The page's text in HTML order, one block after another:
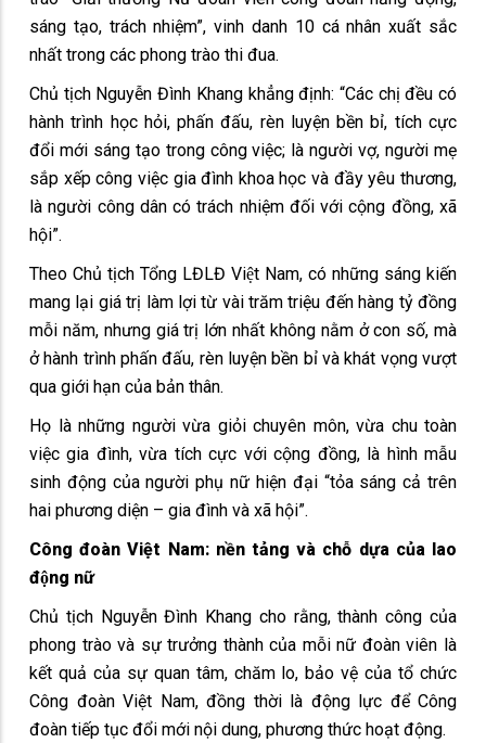
sáng tạo, trách nhiệm”, vinh danh 10 cá nhân xuất sắc
nhất trong các phong trào thi đua.
Chủ tịch Nguyễn Đình Khang khẳng định: “Các chị đều có
hành trình học hỏi, phấn đấu, rèn luyện bền bỉ, tích cực
đổi mới sáng tạo trong công việc; là người vợ, người mẹ
sắp xếp công việc gia đình khoa học và đầy yêu thương,
là người công dân có trách nhiệm đối với cộng đồng, xã
hội”.
Theo Chủ tịch Tổng LĐLĐ Việt Nam, có những sáng kiến
mang lại giá trị làm lợi từ vài trăm triệu đến hàng tỷ đồng
mỗi năm, nhưng giá trị lớn nhất không nằm ở con số, mà
ở hành trình phấn đấu, rèn luyện bền bỉ và khát vọng vượt
qua giới hạn của bản thân.
Họ là những người vừa giỏi chuyên môn, vừa chu toàn
việc gia đình, vừa tích cực với cộng đồng, là hình mẫu
sinh động của người phụ nữ hiện đại “tỏa sáng cả trên
hai phương diện – gia đình và xã hội”.
Công đoàn Việt Nam: nền tảng và chỗ dựa của lao
động nữ
Chủ tịch Nguyễn Đình Khang cho rằng, thành công của
phong trào và sự trưởng thành của mỗi nữ đoàn viên là
kết quả của sự quan tâm, chăm lo, bảo vệ của tổ chức
Công đoàn Việt Nam, đồng thời là động lực để Công
đoàn tiếp tục đổi mới nội dung, phương thức hoạt động.